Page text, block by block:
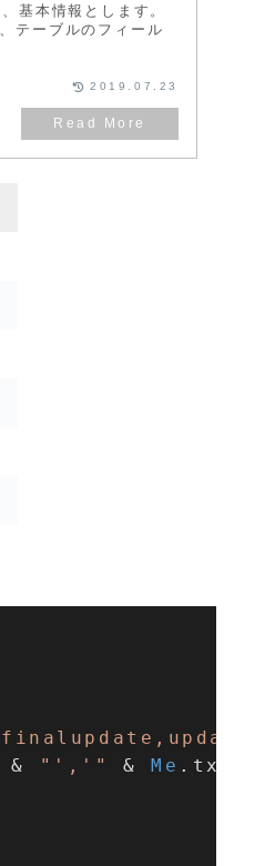
基本情報とします。
テーブルのフィール
2019.07.23
& "','" & Me .txt_シ